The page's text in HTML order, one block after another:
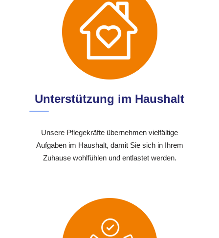
Unterstützung im Haushalt
Unsere Pflegekräfte übernehmen vielfältige
Aufgaben im Haushalt, damit Sie sich in Ihrem
Zuhause wohlfühlen und entlastet werden.